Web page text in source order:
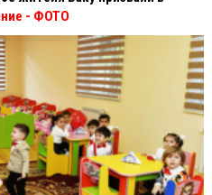
- ФОТО